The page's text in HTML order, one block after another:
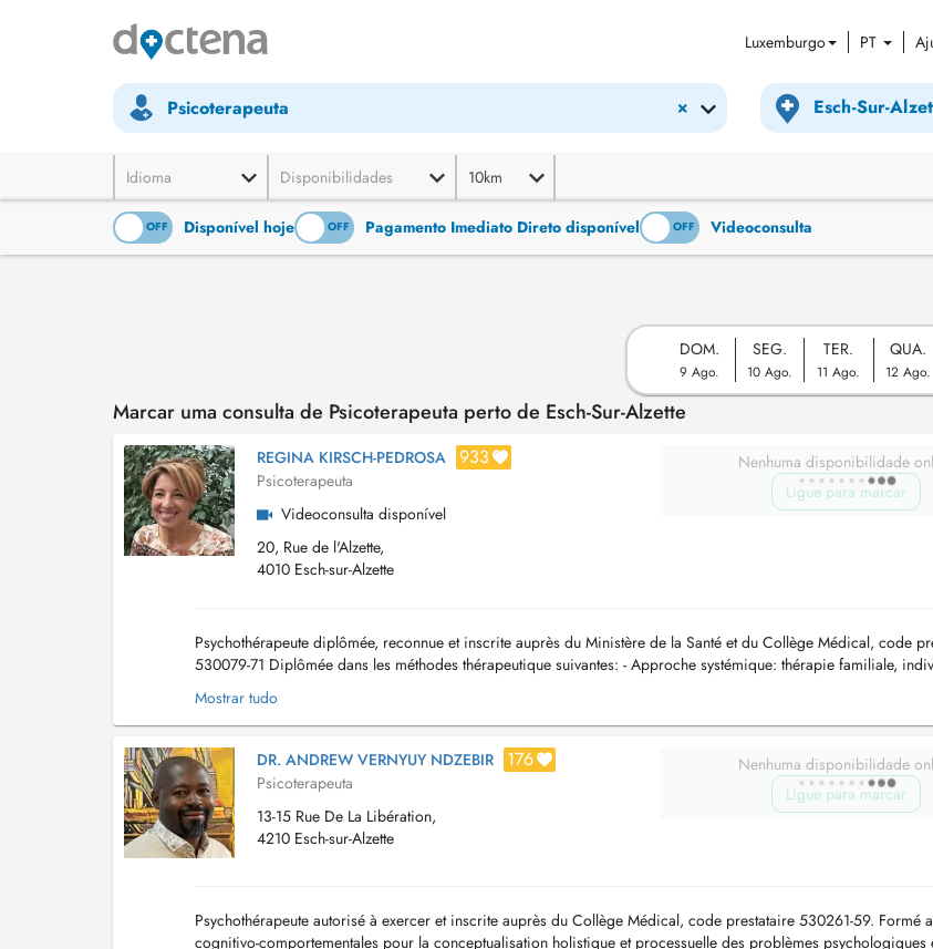
Luxemburgo PT
×
Psicoterapeuta
Idioma Disponibilidades 10km
OFF Disponível hoje
ON OFF Pagamento Imediato Direto disponível
ON OFF Videoconsulta
DOM.
9 Ago.
SEG.
10 Ago.
TER.
11 Ago.
QUA.
12 Ago.
Marcar uma consulta de Psicoterapeuta perto de Esch-Sur-Alzette
REGINA KIRSCH-PEDROSA 933
Psicoterapeuta
Videoconsulta disponível
20, Rue de l'Alzette,
4010 Esch-sur-Alzette
Nenhuma disponibilidade
Ligue para marcar
Psychothérapeute diplômée, reconnue et inscrite auprès du Ministère de la Santé et du Collège Médical, code
530079-71 Diplômée dans les méthodes thérapeutique suivantes: - Approche systémique: thérapie familiale,
couple - EMDR Europe- adulte et enfant: Trauma thé...
Mostrar tudo
DR. ANDREW VERNYUY NDZEBIR 176
Psicoterapeuta
13-15 Rue De La Libération,
4210 Esch-sur-Alzette
Nenhuma disponibilidade
Ligue para marcar
Psychothérapeute autorisé à exercer et inscrite auprès du Collège Médical, code prestataire 530261-59. Formé
cognitivo-comportementales pour la conceptualisation holistique et processuelle des problèmes psychologiques